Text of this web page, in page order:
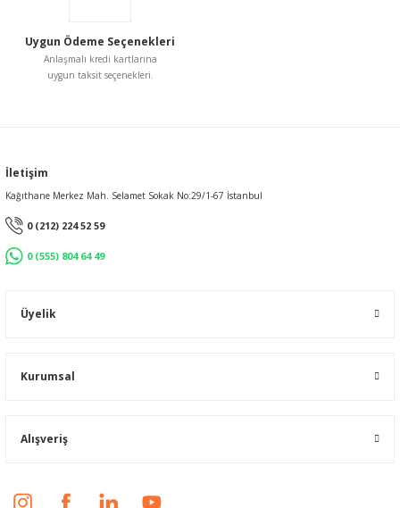
Uygun Ödeme Seçenekleri
Anlaşmalı kredi kartlarına
uygun taksit seçenekleri.
İletişim
Kağıthane Merkez Mah. Selamet Sokak No:29/1-67 İstanbul
0 (212) 224 52 59
0 (555) 804 64 49
Üyelik
Kurumsal
Alışveriş